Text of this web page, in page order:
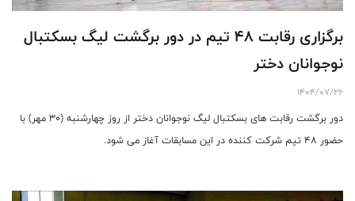
برگزاری رقابت ۴۸ تیم در دور برگشت لیگ بسکتبال
نوجوانان دختر
1404/07/26
دور برگشت رقابت های بسکتبال لیگ نوجوانان دختر از روز چهارشنبه (۳۰ مهر) با
حضور ۴۸ تیم شرکت کننده در این مسابقات آغاز می شود.